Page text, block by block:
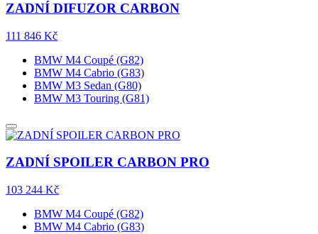
ZADNÍ DIFUZOR CARBON
111 846 Kč
BMW M4 Coupé (G82)
BMW M4 Cabrio (G83)
BMW M3 Sedan (G80)
BMW M3 Touring (G81)
ZADNÍ SPOILER CARBON PRO
103 244 Kč
BMW M4 Coupé (G82)
BMW M4 Cabrio (G83)